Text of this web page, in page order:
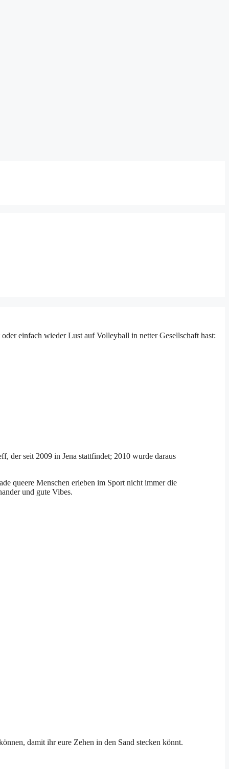
einfach wieder Lust auf Volleyball in netter Gesellschaft hast:
der seit 2009 in Jena stattfindet; 2010 wurde daraus
queere Menschen erleben im Sport nicht immer die
und gute Vibes.
damit ihr eure Zehen in den Sand stecken könnt.